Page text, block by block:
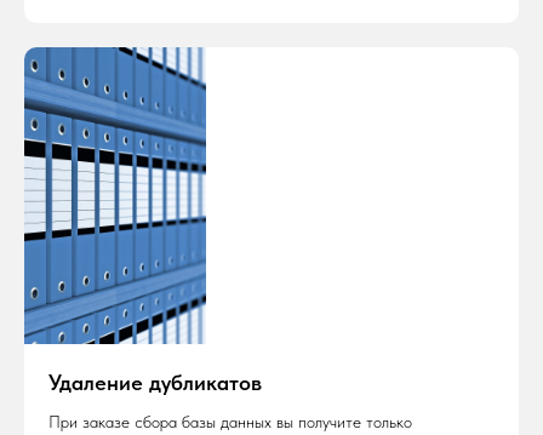
Удаление дубликатов
При заказе сбора базы данных вы получите только